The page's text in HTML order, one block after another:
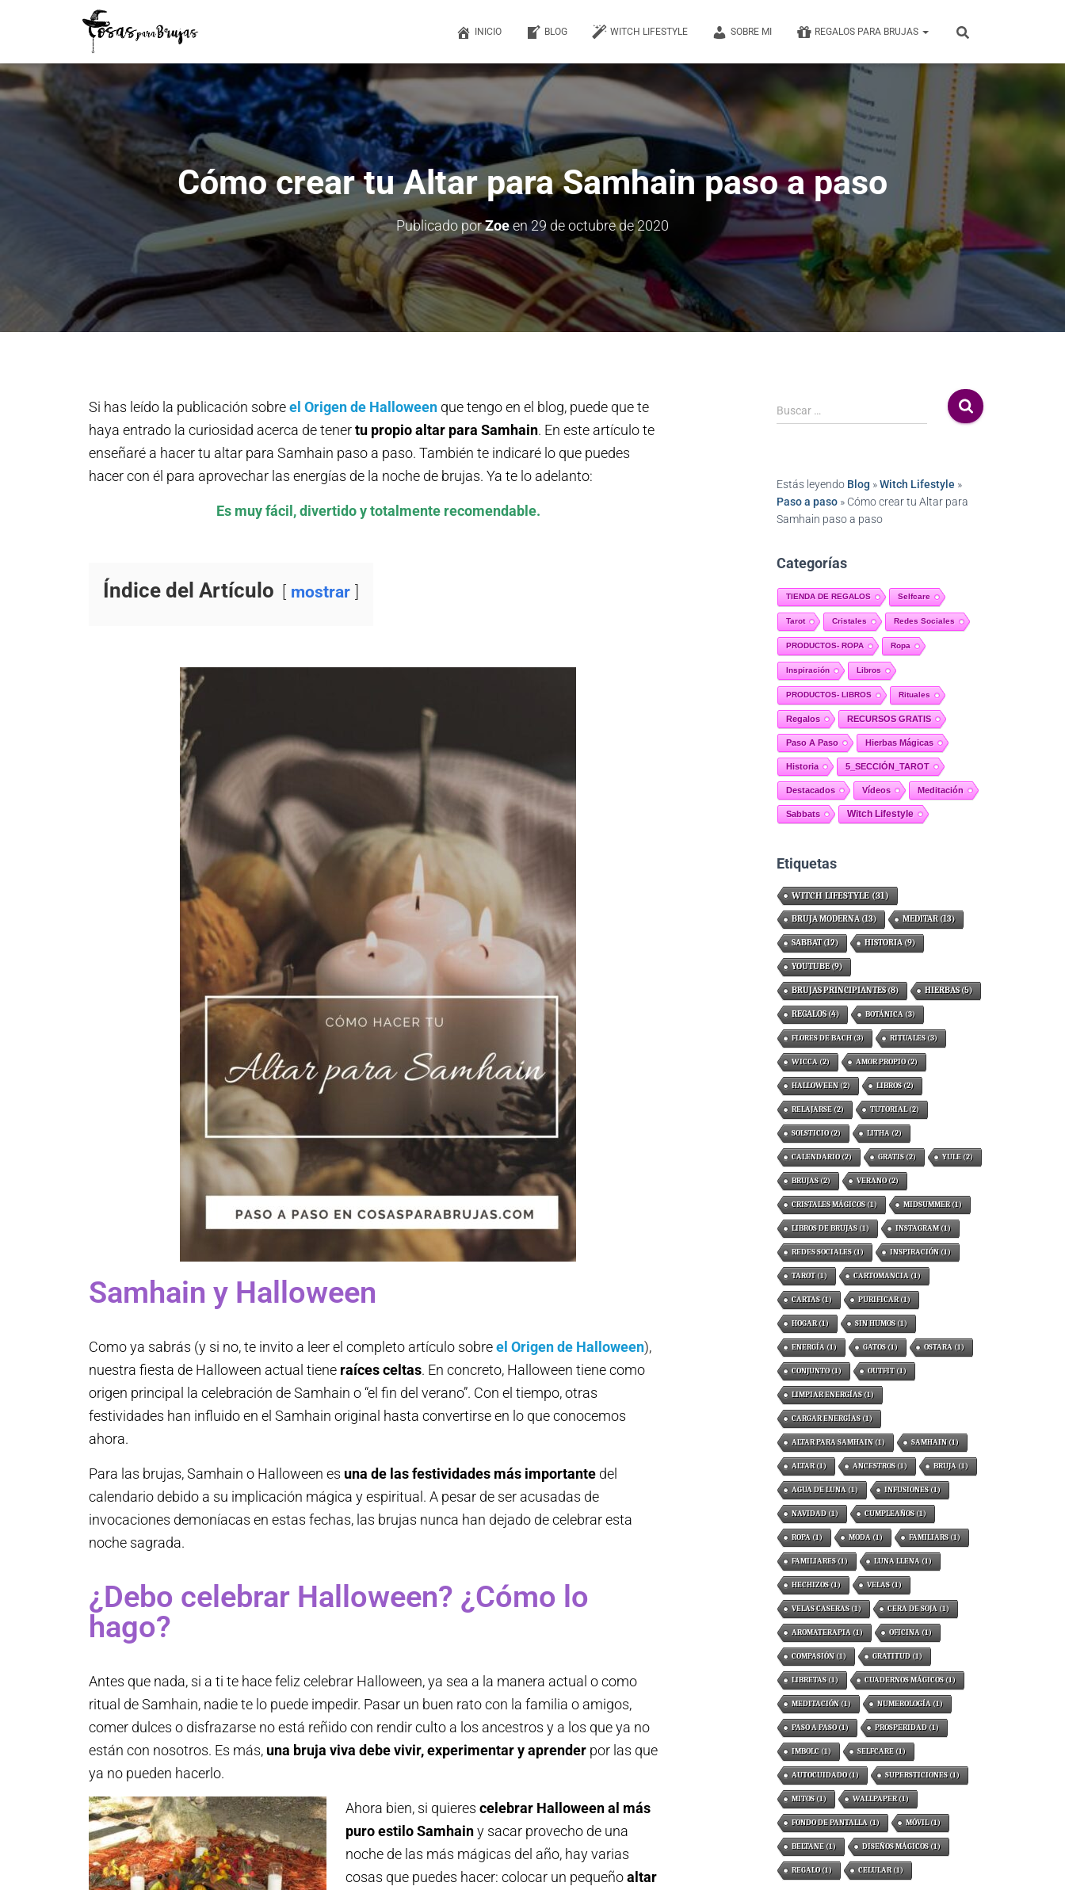
INICIO BLOG WITCH LIFESTYLE SOBRE MI REGALOS PARA BRUJAS
Cómo crear tu Altar para Samhain paso a paso
Publicado porZoeen29 de octubre de 2020
Si has leído la publicación sobreel Origen de Halloween que tengo en el blog, puede que te
haya entrado la curiosidad acerca de tenertu propio altar para Samhain. En este artículo te
enseñaré a hacer tu altar para Samhain paso a paso. También te indicaré lo que puedes
hacer con él para aprovechar las energías de la noche de brujas. Ya te lo adelanto:
Es muy fácil, divertido y totalmente recomendable.
Índice del Artículo mostrar
Samhain y Halloween
Como ya sabrás (y si no, te invito a leer el completo artículo sobreel Origen de Halloween),
nuestra fiesta de Halloween actual tiene raíces celtas. En concreto, Halloween tiene como
origen principal la celebración de Samhain o “el fin del verano”. Con el tiempo, otras
festividades han influido en el Samhain original hasta convertirse en lo que conocemos
ahora.
Para las brujas, Samhain o Halloween es una de las festividades más importante del
calendario debido a su implicación mágica y espiritual. A pesar de ser acusadas de
invocaciones demoníacas en estas fechas, las brujas nunca han dejado de celebrar esta
noche sagrada.
¿Debo celebrar Halloween? ¿Cómo lo
hago?
Antes que nada, si a ti te hace feliz celebrar Halloween, ya sea a la manera actual o como
ritual de Samhain, nadie te lo puede impedir. Pasar un buen rato con la familia o amigos,
comer dulces o disfrazarse no está reñido con rendir culto a los ancestros y a los que ya no
están con nosotros. Es más, una bruja viva debe vivir, experimentar y aprender por las que
ya no pueden hacerlo.
Ahora bien, si quieres celebrar Halloween al más
puro estilo Samhainy sacar provecho de una
noche de las más mágicas del año, hay varias
cosas que puedes hacer: colocar un pequeñoaltar
Buscar …
Estás leyendo Blog »Witch Lifestyle »
Paso a paso» Cómo crear tu Altar para
Samhain paso a paso
Categorías
TIENDA DE REGALOS Selfcare
Tarot Cristales Redes Sociales
PRODUCTOS- ROPA Ropa
Inspiración Libros
PRODUCTOS- LIBROS Rituales
Regalos RECURSOS GRATIS
Paso A Paso Hierbas Mágicas
Historia 5_SECCIÓN_TAROT
Destacados Vídeos Meditación
Sabbats Witch Lifestyle
Etiquetas
WITCH LIFESTYLE(31)
BRUJA MODERNA(13) MEDITAR(13)
SABBAT(12) HISTORIA(9)
YOUTUBE(9)
BRUJAS PRINCIPIANTES(8) HIERBAS(5)
REGALOS(4) BOTÁNICA(3)
FLORES DE BACH(3) RITUALES(3)
WICCA(2) AMOR PROPIO(2)
HALLOWEEN(2) LIBROS(2)
RELAJARSE(2) TUTORIAL(2)
SOLSTICIO(2) LITHA(2)
CALENDARIO(2) GRATIS(2) YULE(2)
BRUJAS(2) VERANO(2)
CRISTALES MÁGICOS(1) MIDSUMMER(1)
LIBROS DE BRUJAS(1) INSTAGRAM(1)
REDES SOCIALES(1) INSPIRACIÓN(1)
TAROT(1) CARTOMANCIA(1)
CARTAS(1) PURIFICAR(1)
HOGAR(1) SIN HUMOS(1)
ENERGÍA(1) GATOS(1) OSTARA(1)
CONJUNTO(1) OUTFIT(1)
LIMPIAR ENERGÍAS(1)
CARGAR ENERGÍAS(1)
ALTAR PARA SAMHAIN(1) SAMHAIN(1)
ALTAR(1) ANCESTROS(1) BRUJA(1)
AGUA DE LUNA(1) INFUSIONES(1)
NAVIDAD(1) CUMPLEAÑOS(1)
ROPA(1) MODA(1) FAMILIARS(1)
FAMILIARES(1) LUNA LLENA(1)
HECHIZOS(1) VELAS(1)
VELAS CASERAS(1) CERA DE SOJA(1)
AROMATERAPIA(1) OFICINA(1)
COMPASIÓN(1) GRATITUD(1)
LIBRETAS(1) CUADERNOS MÁGICOS(1)
MEDITACIÓN(1) NUMEROLOGÍA(1)
PASO A PASO(1) PROSPERIDAD(1)
IMBOLC(1) SELFCARE(1)
AUTOCUIDADO(1) SUPERSTICIONES(1)
MITOS(1) WALLPAPER(1)
FONDO DE PANTALLA(1) MÓVIL(1)
BELTANE(1) DISEÑOS MÁGICOS(1)
REGALO(1) CELULAR(1)